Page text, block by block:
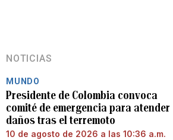
NOTICIAS
MUNDO
Presidente de Colombia convoca
comité de emergencia para atender
daños tras el terremoto
10 de agosto de 2026 a las 10:36 a.m.